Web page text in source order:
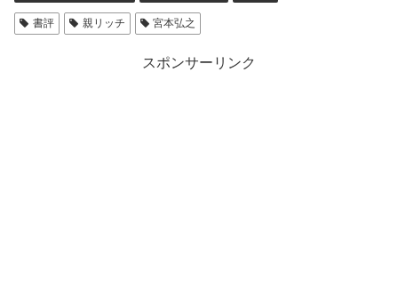
書評 親リッチ 宮本弘之
スポンサーリンク